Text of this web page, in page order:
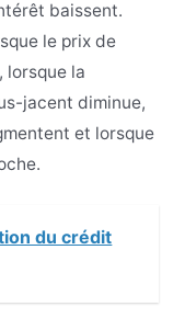
baissent.
le prix de
lorsque la
jacent diminue,
et lorsque
du crédit